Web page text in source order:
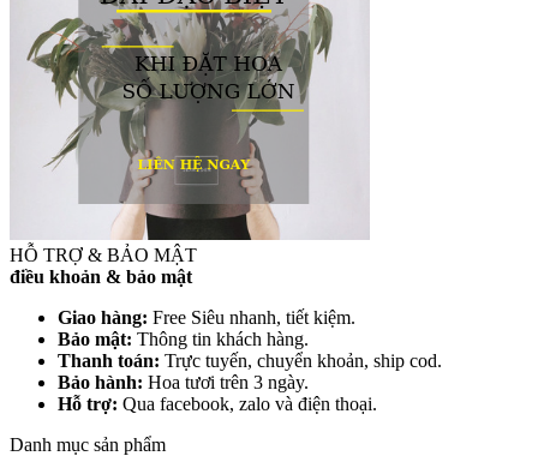
HỖ TRỢ & BẢO MẬT
điều khoản & bảo mật
Giao hàng: Free Siêu nhanh, tiết kiệm.
Bảo mật: Thông tin khách hàng.
Thanh toán: Trực tuyến, chuyển khoản, ship cod.
Bảo hành: Hoa tươi trên 3 ngày.
Hỗ trợ: Qua facebook, zalo và điện thoại.
Danh mục sản phẩm